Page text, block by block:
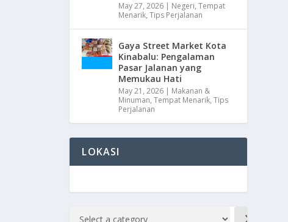
May 27, 2026 | Negeri,Tempat
Menarik,Tips Perjalanan
Gaya Street Market Kota
Kinabalu: Pengalaman
Pasar Jalanan yang
Memukau Hati
May 21, 2026 | Makanan &
Minuman,Tempat Menarik,Tips
Perjalanan
LOKASI